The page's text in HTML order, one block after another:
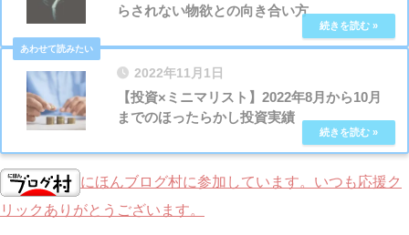
らされない物欲との向き合い方
2022年11月1日
【投資×ミニマリスト】2022年8月から10月
までのほったらかし投資実績
にほんブログ村に参加しています。いつも応援ク
リックありがとうございます。